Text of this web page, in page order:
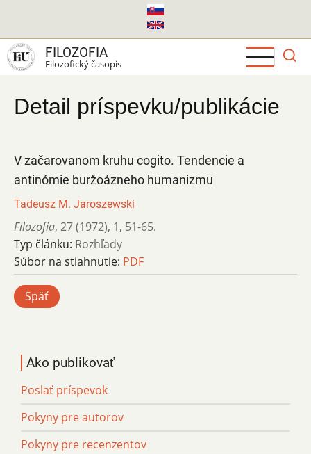
hlavný
obsah
FILOZOFIA
Filozofický časopis
Detail príspevku/publikácie
V začarovanom kruhu cogito. Tendencie a
antinómie buržoázneho humanizmu
Tadeusz M. Jaroszewski
Filozofia, 27 (1972), 1, 51-65.
Typ článku: Rozhľady
Súbor na stiahnutie: PDF
Späť
Ako publikovať
Poslať príspevok
Pokyny pre autorov
Pokyny pre recenzentov